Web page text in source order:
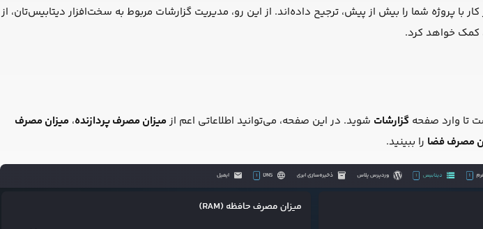
با پروژه شما را بیش از پیش، ترجیح داده‌اند. از این رو، مدیریت گزارشات مربوط به سخت‌افزار دیتابیس‌تان، از
کمک خواهد کرد.
تا وارد صفحه گزارشات شوید. در این صفحه، می‌توانید اطلاعاتی اعم ازمیزان مصرف پردازنده، میزان مصرف
مصرف فضا را ببینید.